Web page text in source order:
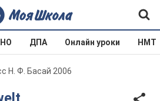
ДПА Онлайн уроки НМТ
Н. Ф. Басай 2006